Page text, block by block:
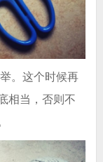
。这个时候再
相当，否则不